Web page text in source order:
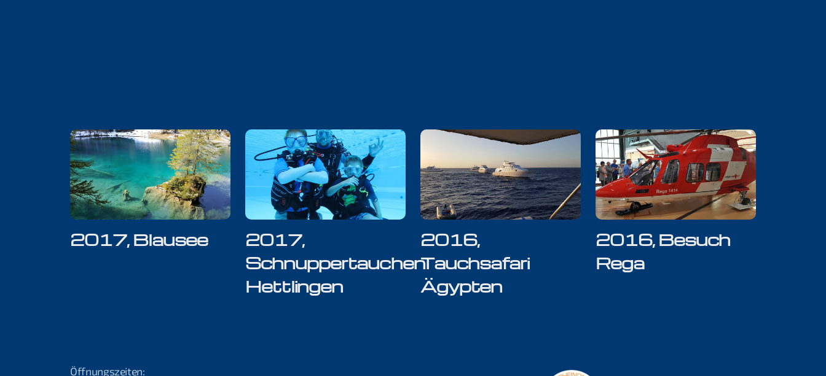
2017, Blausee
2017,
Schnuppertauchen
Hettlingen
2016,
Tauchsafari
Ägypten
2016, Besuch
Rega
Öffnungszeiten: